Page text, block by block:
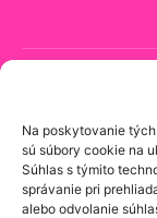
Na poskytovanie
sú súbory cookie na
Súhlas s týmito
správanie pri
alebo odvolanie